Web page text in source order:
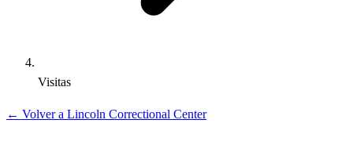
Visitas
← Volver a Lincoln Correctional Center